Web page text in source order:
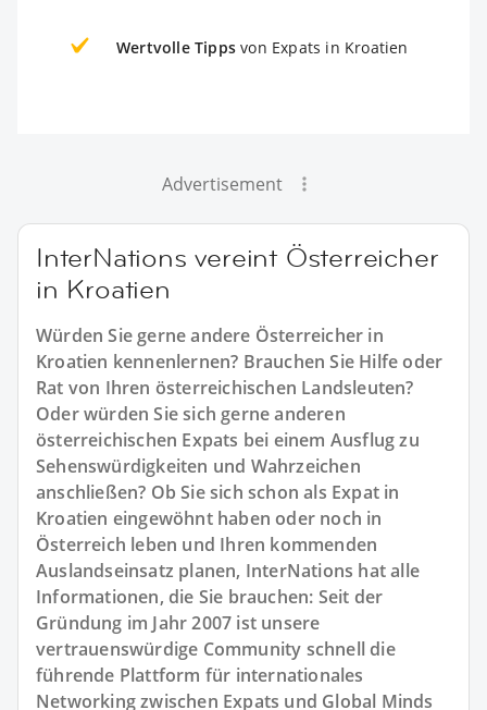
Wertvolle Tipps von Expats in Kroatien
Advertisement
InterNations vereint Österreicher
in Kroatien
Würden Sie gerne andere Österreicher in
Kroatien kennenlernen? Brauchen Sie Hilfe oder
Rat von Ihren österreichischen Landsleuten?
Oder würden Sie sich gerne anderen
österreichischen Expats bei einem Ausflug zu
Sehenswürdigkeiten und Wahrzeichen
anschließen? Ob Sie sich schon als Expat in
Kroatien eingewöhnt haben oder noch in
Österreich leben und Ihren kommenden
Auslandseinsatz planen, InterNations hat alle
Informationen, die Sie brauchen: Seit der
Gründung im Jahr 2007 ist unsere
vertrauenswürdige Community schnell die
führende Plattform für internationales
Networking zwischen Expats und Global Minds